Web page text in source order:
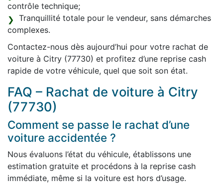
contrôle technique;
Tranquillité totale pour le vendeur, sans démarches
complexes.
Contactez-nous dès aujourd’hui pour votre rachat de
voiture à Citry (77730) et profitez d’une reprise cash
rapide de votre véhicule, quel que soit son état.
FAQ – Rachat de voiture à Citry
(77730)
Comment se passe le rachat d’une
voiture accidentée ?
Nous évaluons l’état du véhicule, établissons une
estimation gratuite et procédons à la reprise cash
immédiate, même si la voiture est hors d’usage.